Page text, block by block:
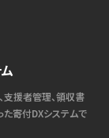
支援者管理、領収書
寄付DXシステムで